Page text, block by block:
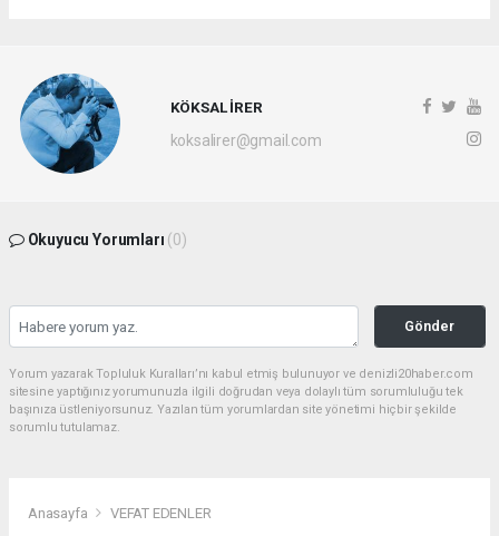
KÖKSAL İRER
koksalirer@gmail.com
Okuyucu Yorumları (0)
Gönder
Yorum yazarak Topluluk Kuralları’nı kabul etmiş bulunuyor ve denizli20haber.com
sitesine yaptığınız yorumunuzla ilgili doğrudan veya dolaylı tüm sorumluluğu tek
başınıza üstleniyorsunuz. Yazılan tüm yorumlardan site yönetimi hiçbir şekilde
sorumlu tutulamaz.
Anasayfa VEFAT EDENLER